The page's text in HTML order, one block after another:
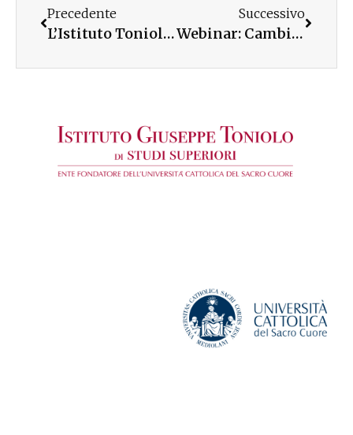
Precedente
L’Istituto Toniolo al Lecco Film Fest con Opera Prima
Successivo
Webinar: Cambiamento climatico ed ecologia integrale